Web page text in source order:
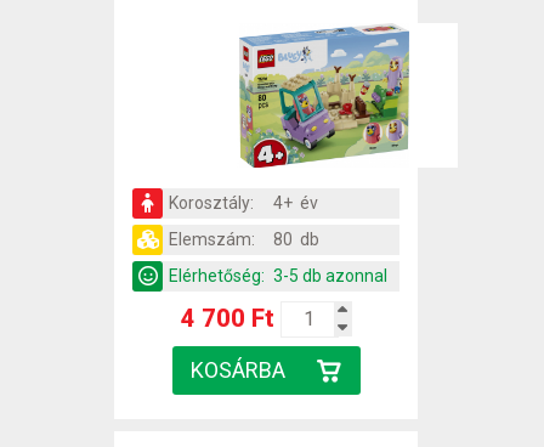
Korosztály:
4+ év
Elemszám:
80 db
Elérhetőség: 3-5 db azonnal
4 700 Ft